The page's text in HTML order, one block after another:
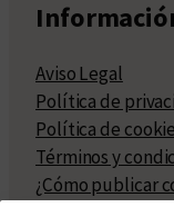
Aviso Legal
Política de
Política de
Términos y
¿Cómo publicar